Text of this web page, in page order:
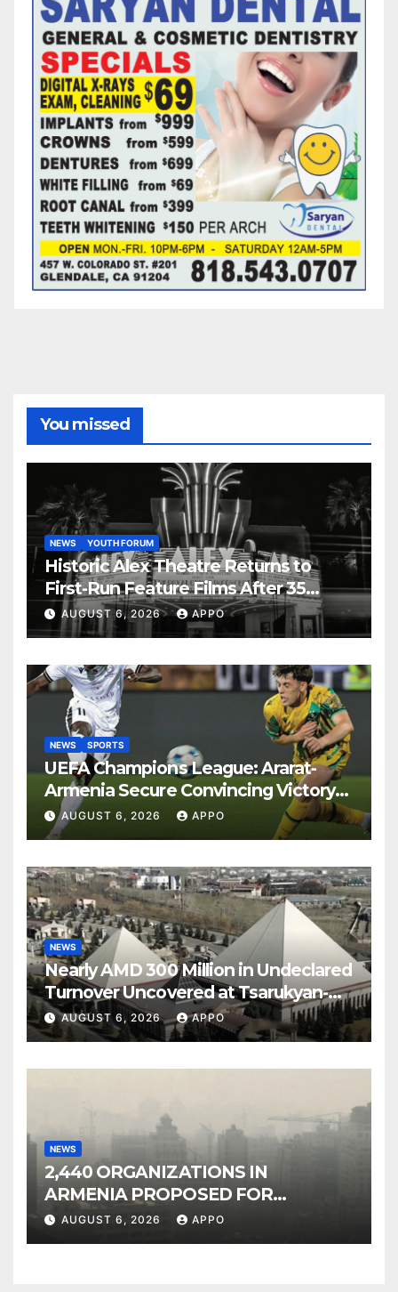
You missed
NEWS YOUTH FORUM
Historic Alex Theatre Returns to
First-Run Feature Films After 35
Years
AUGUST 6, 2026 APPO
NEWS SPORTS
UEFA Champions League: Ararat-
Armenia Secure Convincing Victory
Over Shamrock Rovers 2-0
AUGUST 6, 2026 APPO
NEWS
Nearly AMD 300 Million in Undeclared
Turnover Uncovered at Tsarukyan-
Owned Entertainment Center
AUGUST 6, 2026 APPO
NEWS
2,440 ORGANIZATIONS IN
ARMENIA PROPOSED FOR
INCLUSION IN LIST OF AIR
POLLUTERS
AUGUST 6, 2026 APPO